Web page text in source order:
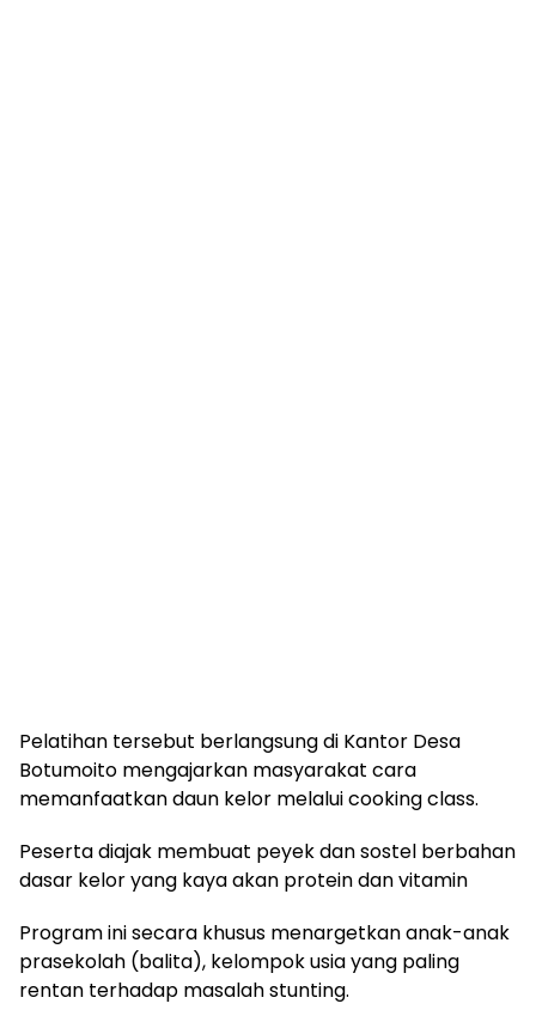
Pelatihan tersebut berlangsung di Kantor Desa
Botumoito mengajarkan masyarakat cara
memanfaatkan daun kelor melalui cooking class.
Peserta diajak membuat peyek dan sostel berbahan
dasar kelor yang kaya akan protein dan vitamin
Program ini secara khusus menargetkan anak-anak
prasekolah (balita), kelompok usia yang paling
rentan terhadap masalah stunting.